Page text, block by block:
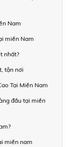
Nam
miền Nam
nhất?
tận nơi
Tại Miền Nam
đầu tại miền
miền nam